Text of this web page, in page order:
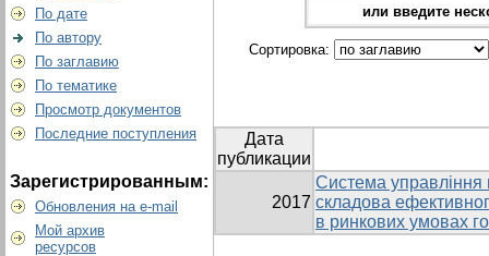
По дате
По автору
По заглавию
По тематике
Просмотр документов
Последние поступления
Зарегистрированным:
Обновления на e-mail
Мой архив
ресурсов
или введите
Сортировка:
Дата
публикации
2017
Система
складова
в ринкових умовах